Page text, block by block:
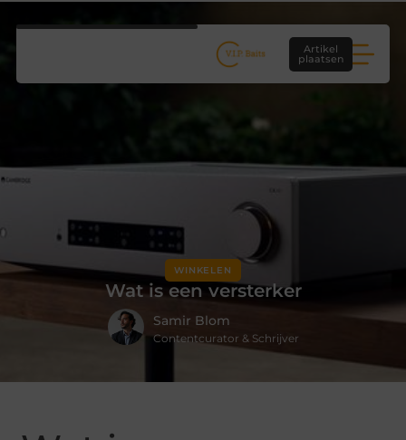
Artikel
plaatsen
WINKELEN
Wat is een versterker
Samir Blom
Contentcurator & Schrijver